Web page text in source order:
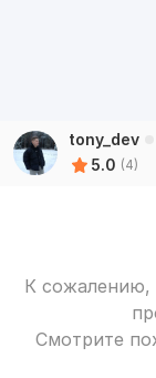
tony_dev
5.0 (4)
К сожалению,
Смотрите